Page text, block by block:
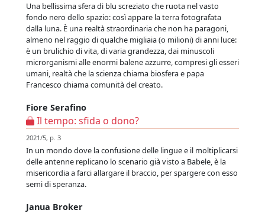
Una bellissima sfera di blu screziato che ruota nel vasto
fondo nero dello spazio: così appare la terra fotografata
dalla luna. È una realtà straordinaria che non ha paragoni,
almeno nel raggio di qualche migliaia (o milioni) di anni luce:
è un brulichio di vita, di varia grandezza, dai minuscoli
microrganismi alle enormi balene azzurre, compresi gli esseri
umani, realtà che la scienza chiama biosfera e papa
Francesco chiama comunità del creato.
Fiore Serafino
Il tempo: sfida o dono?
2021/5, p. 3
In un mondo dove la confusione delle lingue e il moltiplicarsi
delle antenne replicano lo scenario già visto a Babele, è la
misericordia a farci allargare il braccio, per spargere con esso
semi di speranza.
Janua Broker